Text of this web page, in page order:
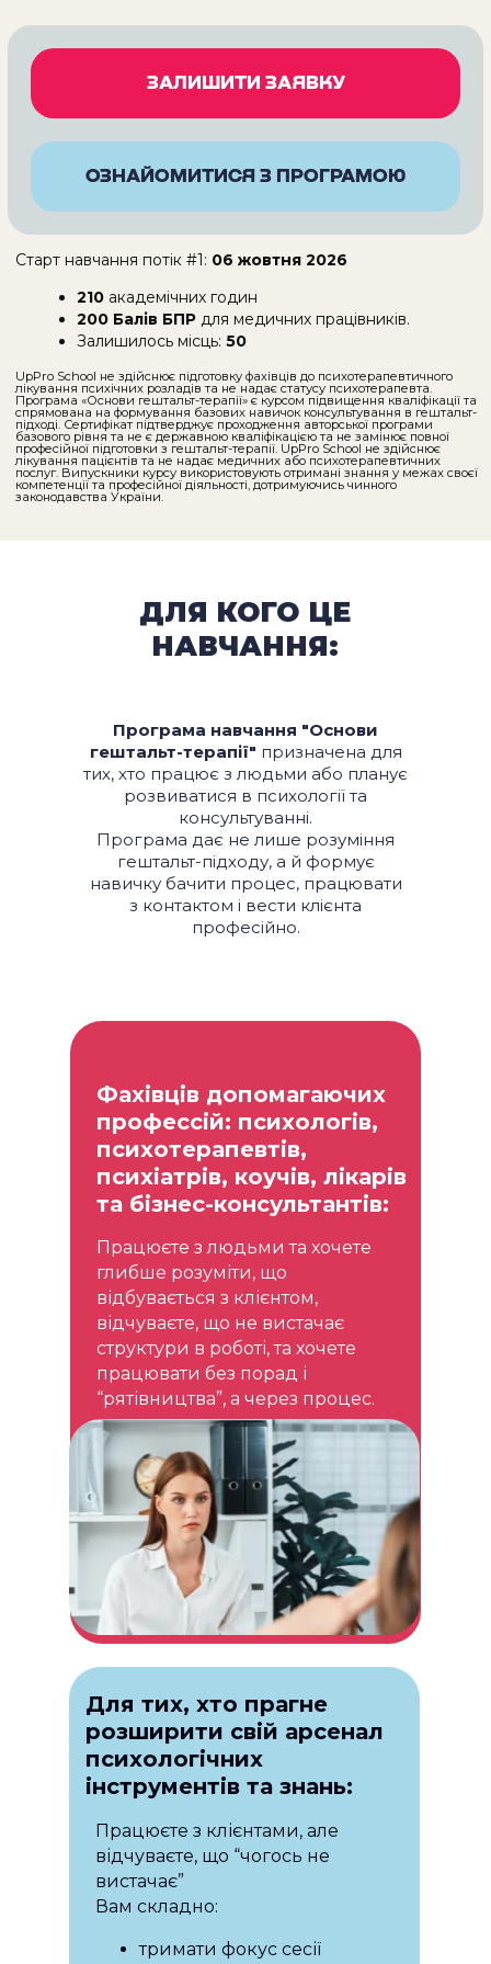
базового рівня та не є державною кваліфікацією та не замінює повної
лікування пацієнтів та не надає медичних або психотерапевтичних
послуг. Випускники курсу використовують отримані знання у межах своєї
компетенції та професійної діяльності, дотримуючись чинного
Дорош
ДЛЯ КОГО ЦЕ
НАВЧАННЯ:
Програма навчання "Основи
гештальт-терапії" призначена для
тих, хто працює з людьми або планує
розвиватися в психології та
консультуванні.
Програма дає не лише розуміння
гештальт-підходу, а й формує
навичку бачити процес, працювати
з контактом і вести клієнта
професійно.
Працюєте з людьми та хочете
глибше розуміти, що
відбувається з клієнтом,
відчуваєте, що не вистачає
структури в роботі, та хочете
працювати без порад і
“рятівництва”, а через процес.
Фахівців допомагаючих
профессій: психологів,
психотерапевтів,
психіатрів, коучів, лікарів
та бізнес-консультантів:
Працюєте з клієнтами, але
відчуваєте, що “чогось не
вистачає”
Вам складно:
тримати фокус сесії
Для тих, хто прагне
розширити свій арсенал
психологічних
інструментів та знань:
КУРС СТВОРИТЬ ВАЖЛИВИЙ
РЕСУРС ДЛЯ ВАШОЇ ПРОФЕСІЙНОЇ